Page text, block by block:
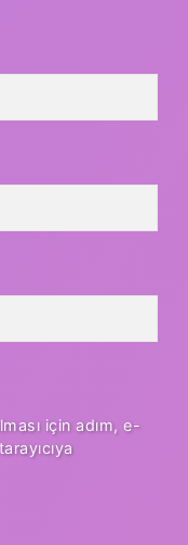
için adım, e-